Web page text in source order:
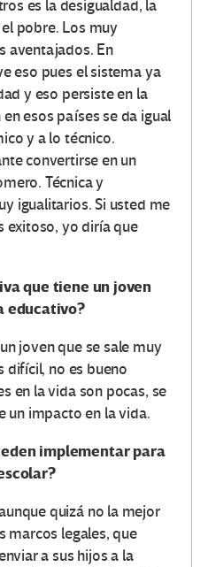
es la desigualdad, la
pobre. Los muy
aventajados. En
eso pues el sistema ya
y eso persiste en la
esos países se da igual
y a lo técnico.
convertirse en un
Técnica y
igualitarios. Si usted me
exitoso, yo diría que
que tiene un joven
educativo?
joven que se sale muy
difícil, no es bueno
en la vida son pocas, se
un impacto en la vida.
implementar para
quizá no la mejor
marcos legales, que
a sus hijos a la